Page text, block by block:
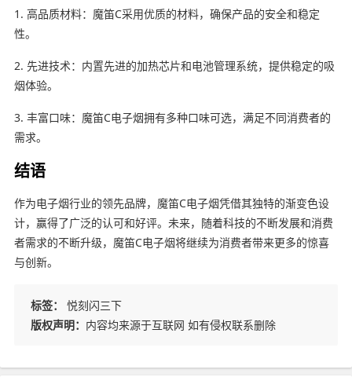
1. 高品质材料：魔笛C采用优质的材料，确保产品的安全和稳定
性。
2. 先进技术：内置先进的加热芯片和电池管理系统，提供稳定的吸
烟体验。
3. 丰富口味：魔笛C电子烟拥有多种口味可选，满足不同消费者的
需求。
结语
作为电子烟行业的领先品牌，魔笛C电子烟凭借其独特的渐变色设
计，赢得了广泛的认可和好评。未来，随着科技的不断发展和消费
者需求的不断升级，魔笛C电子烟将继续为消费者带来更多的惊喜
与创新。
标签：
悦刻闪三下
版权声明： 内容均来源于互联网 如有侵权联系删除